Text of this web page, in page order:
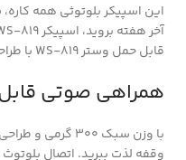
این اسپیکر بلوتوثی همه
قابل حمل وستر WS-819 با طراحی جمع و جور و صدای قدرتمند، همراهی ایده آل برای مهمانی های کوچک، گردش های دوستانه و ماجراجویی های انفرادی شماست.
همراهی صوتی